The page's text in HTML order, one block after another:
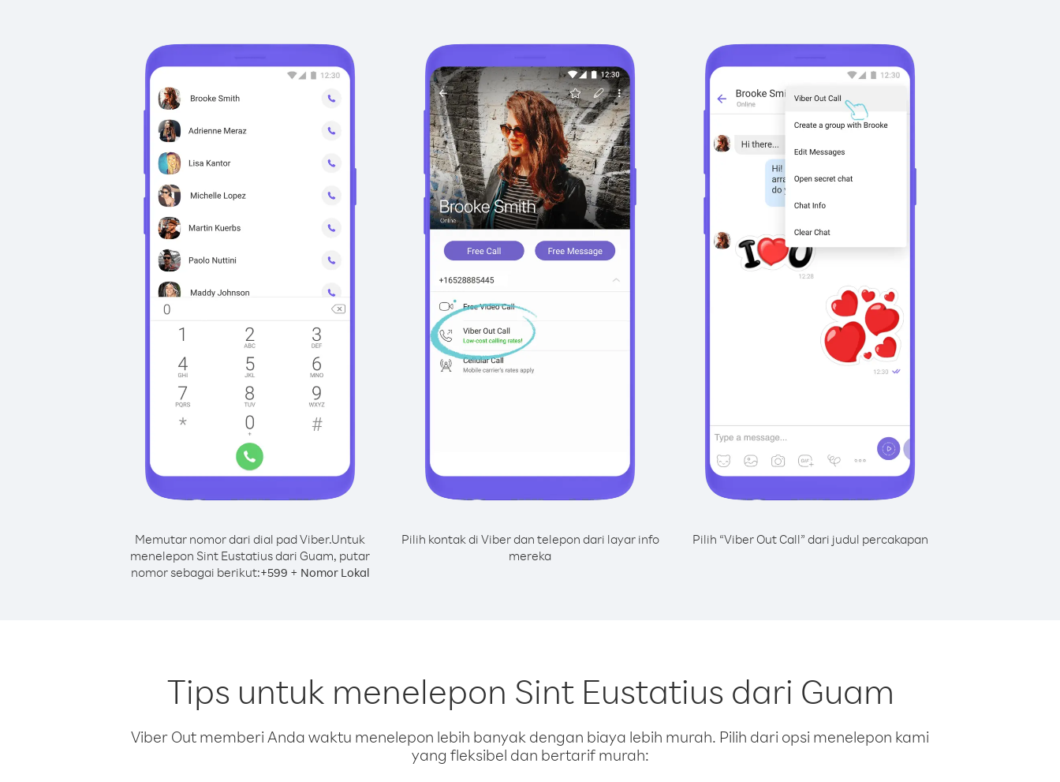
Memutar nomor dari dial pad Viber.Untuk
menelepon Sint Eustatius dari Guam, putar
nomor sebagai berikut:+599 + Nomor Lokal
Pilih kontak di Viber dan telepon dari layar info
mereka
Pilih “Viber Out Call” dari judul percakapan
Tips untuk menelepon Sint Eustatius dari Guam
Viber Out memberi Anda waktu menelepon lebih banyak dengan biaya lebih murah. Pilih dari opsi menelepon kami
yang fleksibel dan bertarif murah: